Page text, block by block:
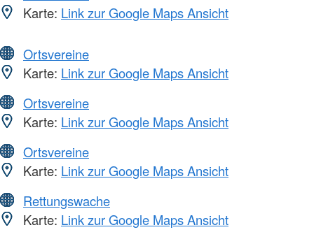
Karte: Link zur Google Maps Ansicht
Ortsvereine
Karte: Link zur Google Maps Ansicht
Ortsvereine
Karte: Link zur Google Maps Ansicht
Ortsvereine
Karte: Link zur Google Maps Ansicht
Rettungswache
Karte: Link zur Google Maps Ansicht